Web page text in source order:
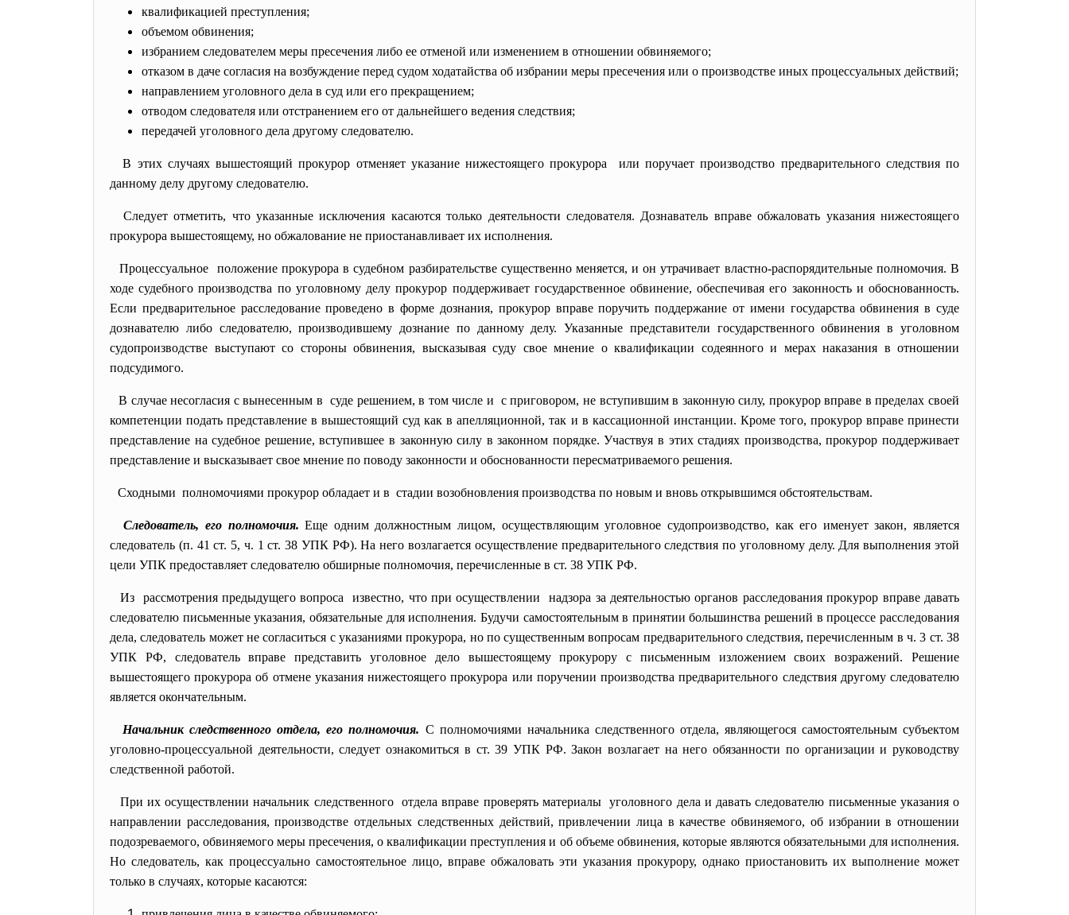
квалификацией преступления;
объемом обвинения;
избранием следователем меры пресечения либо ее отменой или изменением в отношении обвиняемого;
отказом в даче согласия на возбуждение перед судом ходатайства об избрании меры пресечения или о производстве иных процессуальных действий;
направлением уголовного дела в суд или его прекращением;
отводом следователя или отстранением его от дальнейшего ведения следствия;
передачей уголовного дела другому следователю.
В этих случаях вышестоящий прокурор отменяет указание нижестоящего прокурора или поручает производство предварительного следствия по
данному делу другому следователю.
Следует отметить, что указанные исключения касаются только деятельности следователя. Дознаватель вправе обжаловать указания нижестоящего
прокурора вышестоящему, но обжалование не приостанавливает их исполнения.
Процессуальное положение прокурора в судебном разбирательстве существенно меняется, и он утрачивает властно-распорядительные полномочия. В
ходе судебного производства по уголовному делу прокурор поддерживает государственное обвинение, обеспечивая его законность и обоснованность.
Если предварительное расследование проведено в форме дознания, прокурор вправе поручить поддержание от имени государства обвинения в суде
дознавателю либо следователю, производившему дознание по данному делу. Указанные представители государственного обвинения в уголовном
судопроизводстве выступают со стороны обвинения, высказывая суду свое мнение о квалификации содеянного и мерах наказания в отношении
подсудимого.
В случае несогласия с вынесенным в суде решением, в том числе и с приговором, не вступившим в законную силу, прокурор вправе в пределах своей
компетенции подать представление в вышестоящий суд как в апелляционной, так и в кассационной инстанции. Кроме того, прокурор вправе принести
представление на судебное решение, вступившее в законную силу в законном порядке. Участвуя в этих стадиях производства, прокурор поддерживает
представление и высказывает свое мнение по поводу законности и обоснованности пересматриваемого решения.
Сходными полномочиями прокурор обладает и в стадии возобновления производства по новым и вновь открывшимся обстоятельствам.
Следователь, его полномочия.Еще одним должностным лицом, осуществляющим уголовное судопроизводство, как его именует закон, является
следователь (п. 41 ст. 5, ч. 1 ст. 38 УПК РФ). На него возлагается осуществление предварительного следствия по уголовному делу. Для выполнения этой
цели УПК предоставляет следователю обширные полномочия, перечисленные в ст. 38 УПК РФ.
Из рассмотрения предыдущего вопроса известно, что при осуществлении надзора за деятельностью органов расследования прокурор вправе давать
следователю письменные указания, обязательные для исполнения. Будучи самостоятельным в принятии большинства решений в процессе расследования
дела, следователь может не согласиться с указаниями прокурора, но по существенным вопросам предварительного следствия, перечисленным в ч. 3 ст. 38
УПК РФ, следователь вправе представить уголовное дело вышестоящему прокурору с письменным изложением своих возражений. Решение
вышестоящего прокурора об отмене указания нижестоящего прокурора или поручении производства предварительного следствия другому следователю
является окончательным.
Начальник следственного отдела, его полномочия. С полномочиями начальника следственного отдела, являющегося самостоятельным субъектом
уголовно-процессуальной деятельности, следует ознакомиться в ст. 39 УПК РФ. Закон возлагает на него обязанности по организации и руководству
следственной работой.
При их осуществлении начальник следственного отдела вправе проверять материалы уголовного дела и давать следователю письменные указания о
направлении расследования, производстве отдельных следственных действий, привлечении лица в качестве обвиняемого, об избрании в отношении
подозреваемого, обвиняемого меры пресечения, о квалификации преступления и об объеме обвинения, которые являются обязательными для исполнения.
Но следователь, как процессуально самостоятельное лицо, вправе обжаловать эти указания прокурору, однако приостановить их выполнение может
только в случаях, которые касаются: